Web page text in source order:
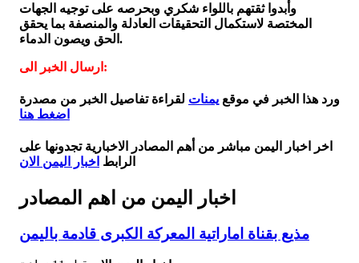
وأبدوا ثقتهم باللواء شكري وبحرصه على توجيه الجهات
المختصة لاستكمال التحقيقات العادلة والمنصفة بما يحقق
الحق ويصون الدماء.
ارسال الخبر الى:
ورد هذا الخبر في موقع يمنات لقراءة تفاصيل الخبر من مصدرة
اضغط هنا
اخر اخبار اليمن مباشر من أهم المصادر الاخبارية تجدونها على
الرابط اخبار اليمن الان
اخبار اليمن من اهم المصادر
مذيع بقناة اماراتية المعركة الكبرى قادمة باليمن